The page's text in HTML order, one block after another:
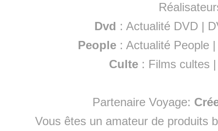
Dvd : Actualité DVD |
People :Actualité People
Culte : Films cultes
Partenaire Voyage:
Vous êtes un amateur de produits